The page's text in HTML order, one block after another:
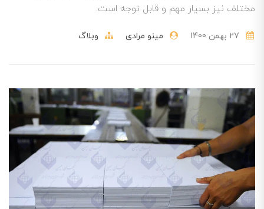
مختلف نیز بسیار مهم و قابل توجه است.
مینو مرادی وبلاگ